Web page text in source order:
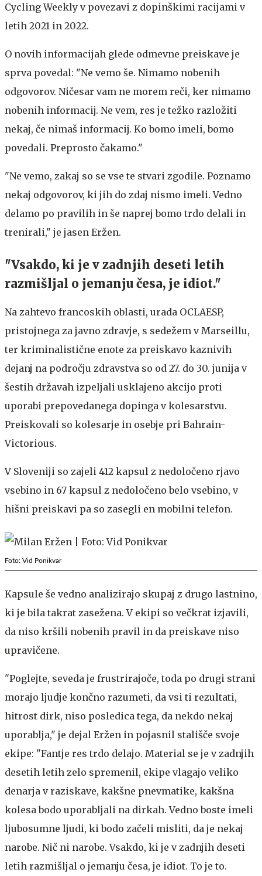
Cycling Weekly v povezavi z dopinškimi racijami v
letih 2021 in 2022.
O novih informacijah glede odmevne preiskave je
sprva povedal: "Ne vemo še. Nimamo nobenih
odgovorov. Ničesar vam ne morem reči, ker nimamo
nobenih informacij. Ne vem, res je težko razložiti
nekaj, če nimaš informacij. Ko bomo imeli, bomo
povedali. Preprosto čakamo."
"Ne vemo, zakaj so se vse te stvari zgodile. Poznamo
nekaj odgovorov, ki jih do zdaj nismo imeli. Vedno
delamo po pravilih in še naprej bomo trdo delali in
trenirali," je jasen Eržen.
"Vsakdo, ki je v zadnjih deseti letih
razmišljal o jemanju česa, je idiot."
Na zahtevo francoskih oblasti, urada OCLAESP,
pristojnega za javno zdravje, s sedežem v Marseillu,
ter kriminalistične enote za preiskavo kaznivih
dejanj na področju zdravstva so od 27. do 30. junija v
šestih državah izpeljali usklajeno akcijo proti
uporabi prepovedanega dopinga v kolesarstvu.
Preiskovali so kolesarje in osebje pri Bahrain-
Victorious.
V Sloveniji so zajeli 412 kapsul z nedoločeno rjavo
vsebino in 67 kapsul z nedoločeno belo vsebino, v
hišni preiskavi pa so zasegli en mobilni telefon.
Foto: Vid Ponikvar
Kapsule še vedno analizirajo skupaj z drugo lastnino,
ki je bila takrat zasežena. V ekipi so večkrat izjavili,
da niso kršili nobenih pravil in da preiskave niso
upravičene.
"Poglejte, seveda je frustrirajoče, toda po drugi strani
morajo ljudje končno razumeti, da vsi ti rezultati,
hitrost dirk, niso posledica tega, da nekdo nekaj
uporablja," je dejal Eržen in pojasnil stališče svoje
ekipe: "Fantje res trdo delajo. Material se je v zadnjih
desetih letih zelo spremenil, ekipe vlagajo veliko
denarja v raziskave, kakšne pnevmatike, kakšna
kolesa bodo uporabljali na dirkah. Vedno boste imeli
ljubosumne ljudi, ki bodo začeli misliti, da je nekaj
narobe. Nič ni narobe. Vsakdo, ki je v zadnjih deseti
letih razmišljal o jemanju česa, je idiot. To je to.